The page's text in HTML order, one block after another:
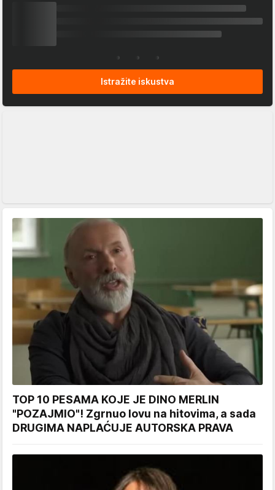
Istražite iskustva
TOP 10 PESAMA KOJE JE DINO MERLIN
"POZAJMIO"! Zgrnuo lovu na hitovima, a sada
DRUGIMA NAPLAĆUJE AUTORSKA PRAVA